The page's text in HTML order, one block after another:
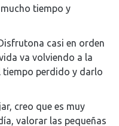
tiempo y
casi en orden
va volviendo a la
tiempo perdido y darlo
creo que es muy
valorar las pequeñas